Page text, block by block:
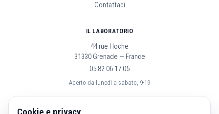
Contattaci
IL LABORATORIO
44 rue Hoche
31330 Grenade — France
05 82 06 17 05
Aperto da lunedì a sabato, 9-19
Cookie e privacy